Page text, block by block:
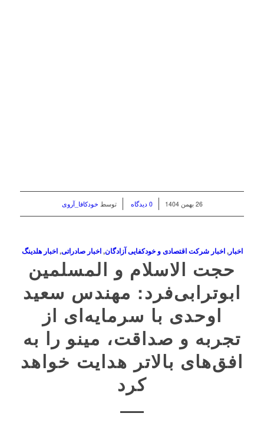
26 بهمن 1404
/ 0 دیدگاه توسط خودکافا_آر‌وی
اخبار,اخبار شرکت اقتصادی و خودکفایی آزادگان,اخبار صادراتی,اخبار هلدینگ
حجت الاسلام و المسلمین
ابوترابی‌فرد: مهندس سعید
اوحدی با سرمایه‌ای از
تجربه و صداقت، مینو را به
افق‌های بالاتر هدایت خواهد
کرد